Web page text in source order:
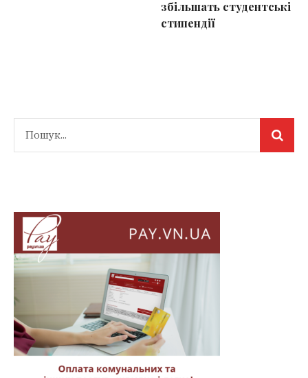
збільшать студентські
стипендії